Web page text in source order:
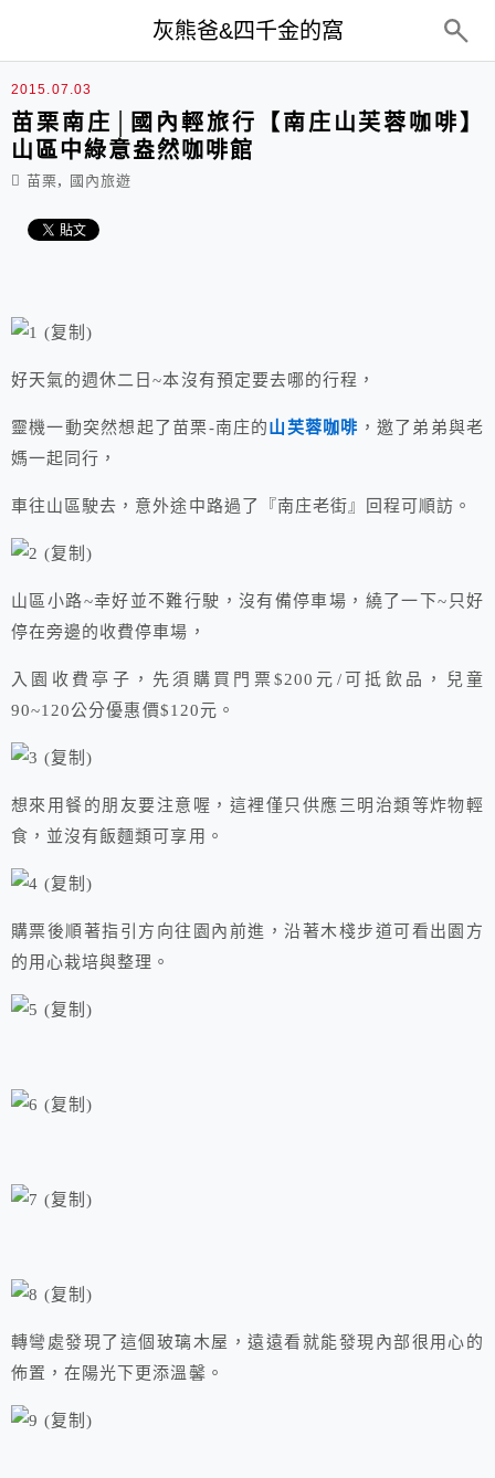
灰熊爸&四千金的窩
2015.07.03
苗栗南庄│國內輕旅行【南庄山芙蓉咖啡】
山區中綠意盎然咖啡館
苗栗, 國內旅遊
好天氣的週休二日~本沒有預定要去哪的行程，
靈機一動突然想起了苗栗-南庄的山芙蓉咖啡 ，邀了弟弟與老
媽一起同行，
車往山區駛去，意外途中路過了『南庄老街』回程可順訪。
山區小路~幸好並不難行駛，沒有備停車場，繞了一下~只好
停在旁邊的收費停車場，
入園收費亭子，先須購買門票$200元/可抵飲品，兒童
90~120公分優惠價$120元。
想來用餐的朋友要注意喔，這裡僅只供應三明治類等炸物輕
食，並沒有飯麵類可享用。
購票後順著指引方向往園內前進，沿著木棧步道可看出園方
的用心栽培與整理。
轉彎處發現了這個玻璃木屋，遠遠看就能發現內部很用心的
佈置，在陽光下更添溫馨。